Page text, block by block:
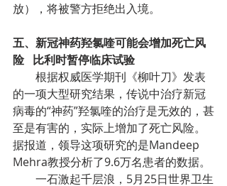
放），将被警方拒绝出入境。
五、新冠神药羟氯喹可能会增加死亡风
险   比利时暂停临床试验
的一项大型研究结果，传说中治疗新冠
病毒的“神药”羟氯喹的治疗是无效的，甚
至是有害的，实际上增加了死亡风险。
据报道，领导这项研究的是Mandeep
Mehra教授分析了9.6万名患者的数据。